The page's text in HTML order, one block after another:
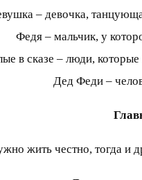
– девочка,
Федя – мальчик, у
в сказе – люди,
Дед Феди –
жить честно, тогда и